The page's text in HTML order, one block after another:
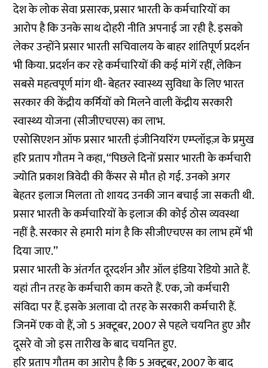
देश के लोक सेवा प्रसारक, प्रसार भारती के कर्मचारियों का
आरोप है कि उनके साथ दोहरी नीति अपनाई जा रही है. इसको
लेकर उन्होंने प्रसार भारती सचिवालय के बाहर शांतिपूर्ण प्रदर्शन
भी किया. प्रदर्शन कर रहे कर्मचारियों की कई मांगें रहीं, लेकिन
सबसे महत्वपूर्ण मांग थी- बेहतर स्वास्थ्य सुविधा के लिए भारत
सरकार की केंद्रीय कर्मियों को मिलने वाली केंद्रीय सरकारी
स्वास्थ्य योजना (सीजीएचएस) का लाभ.
एसोसिएशन ऑफ प्रसार भारती इंजीनियरिंग एम्प्लॉइज़ के प्रमुख
हरि प्रताप गौतम ने कहा, ‘‘पिछले दिनों प्रसार भारती के कर्मचारी
ज्योति प्रकाश त्रिवेदी की कैंसर से मौत हो गई. उनको अगर
बेहतर इलाज मिलता तो शायद उनकी जान बचाई जा सकती थी.
प्रसार भारती के कर्मचारियों के इलाज की कोई ठोस व्यवस्था
नहीं है. सरकार से हमारी मांग है कि सीजीएचएस का लाभ हमें भी
दिया जाए.’’
प्रसार भारती के अंतर्गत दूरदर्शन और ऑल इंडिया रेडियो आते हैं.
यहां तीन तरह के कर्मचारी काम करते हैं. एक, जो कर्मचारी
संविदा पर हैं. इसके अलावा दो तरह के सरकारी कर्मचारी हैं.
जिनमें एक वो हैं, जो 5 अक्टूबर, 2007 से पहले चयनित हुए और
दूसरे वो जो इस तारीख के बाद चयनित हुए.
हरि प्रताप गौतम का आरोप है कि 5 अक्टूबर, 2007 के बाद